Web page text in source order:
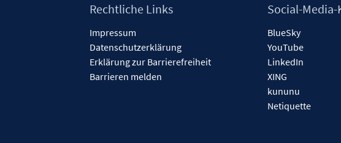
Rechtliche Links
Impressum
Datenschutzerklärung
Erklärung zur Barrierefreiheit
Barrieren melden
Social-Media-
BlueSky
YouTube
LinkedIn
XING
kununu
Netiquette